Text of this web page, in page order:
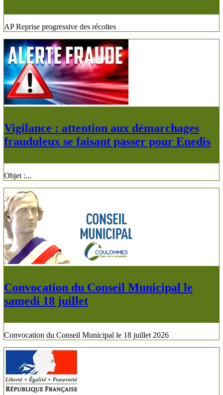
AP Reprise progressive des récoltes
Vigilance : attention aux démarchages
frauduleux se faisant passer pour Enedis
Objet :...
Convocation du Conseil Municipal le
samedi 18 juillet
Convocation du Conseil Municipal le 18 juillet 2026